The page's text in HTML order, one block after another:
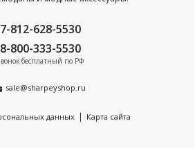
7-812-628-5530
8-800-333-5530
бесплатный по РФ
sale@sharpeyshop.ru
данных | Карта сайта